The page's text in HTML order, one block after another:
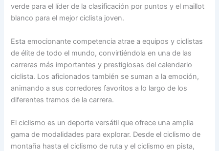
verde para el líder de la clasificación por puntos y el maillot
blanco para el mejor ciclista joven.
Esta emocionante competencia atrae a equipos y ciclistas
de élite de todo el mundo, convirtiéndola en una de las
carreras más importantes y prestigiosas del calendario
ciclista. Los aficionados también se suman a la emoción,
animando a sus corredores favoritos a lo largo de los
diferentes tramos de la carrera.
El ciclismo es un deporte versátil que ofrece una amplia
gama de modalidades para explorar. Desde el ciclismo de
montaña hasta el ciclismo de ruta y el ciclismo en pista,